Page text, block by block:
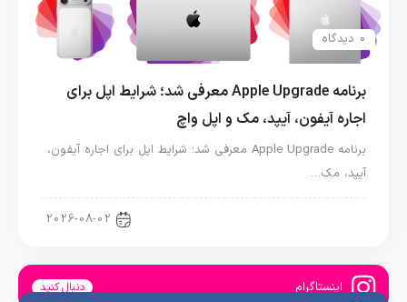
0 دیدگاه
برنامه Apple Upgrade معرفی شد؛ شرایط اپل برای
اجاره آیفون، آیپد، مک و اپل واچ
برنامه Apple Upgrade معرفی شد؛ شرایط اپل برای اجاره آیفون،
آیپد، مک…
2026-08-02
اینستاگرام دنبال کنید